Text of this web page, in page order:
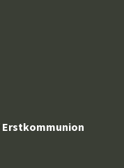
Erstkommunion